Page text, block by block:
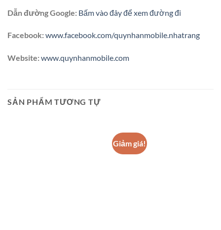
Dẫn đường Google: Bấm vào đây để xem đường đi
Facebook:www.facebook.com/quynhanmobile.nhatrang
Website:www.quynhanmobile.com
SẢN PHẨM TƯƠNG TỰ
Giảm giá!